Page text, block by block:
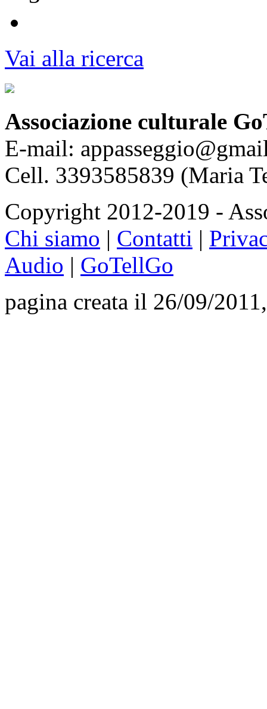
Vai alla ricerca
Associazione culturale
E-mail:
Cell. 3393585839 (Maria
Copyright 2012-2019 -
Chi siamo | Contatti |
Audio | GoTellGo
pagina creata il 26/09/